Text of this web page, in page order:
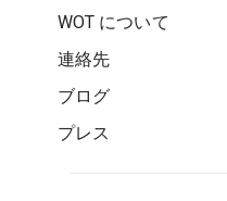
WOT について
連絡先
ブログ
プレス